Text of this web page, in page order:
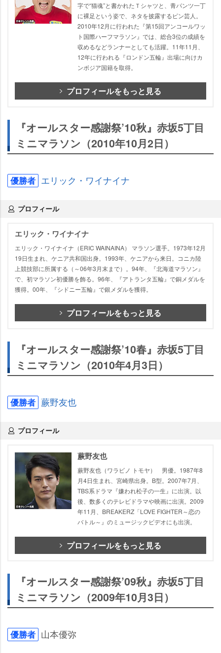
字で“猫魂”と書かれたＴシャツと、青パンツ一丁
に裸足という姿で、ネタを披露するピン芸人。
2010年12月に行われた『第15回アンコールワッ
ト国際ハーフマラソン』では、総合3位の成績を
収めるなどランナーとしても活躍。11年11月、
12年に行われる『ロンドン五輪』出場に向けカ
ンボジア国籍を取得。
プロフィールをもっと見る
『オールスター感謝祭’10秋』赤坂5丁目
ミニマラソン（2010年10月2日）
優勝者 エリック・ワイナイナ
プロフィール
エリック・ワイナイナ
エリック・ワイナイナ（ERIC WAINAINA） マラソン選手。1973年12月
19日生まれ、ケニア共和国出身。1993年、ケニアから来日。コニカ陸
上競技部に所属する（～06年3月末まで）。94年、『北海道マラソン』
で、初マラソン初優勝を飾る。96年、『アトランタ五輪』で銅メダルを
獲得。00年、『シドニー五輪』で銀メダルを獲得。
プロフィールをもっと見る
『オールスター感謝祭’10春』赤坂5丁目
ミニマラソン（2010年4月3日）
優勝者 蕨野友也
プロフィール
蕨野友也
蕨野友也（ワラビノ トモヤ） 男優。1987年8
月4日生まれ、宮崎県出身。B型。2007年7月、
TBS系ドラマ『嫌われ松子の一生』に出演。以
後、数多くのテレビドラマや映画に出演。2009
年11月、BREAKERZ「LOVE FIGHTER～恋の
バトル～』のミュージックビデオにも出演。
プロフィールをもっと見る
『オールスター感謝祭’09秋』赤坂5丁目
ミニマラソン（2009年10月3日）
優勝者 山本優弥